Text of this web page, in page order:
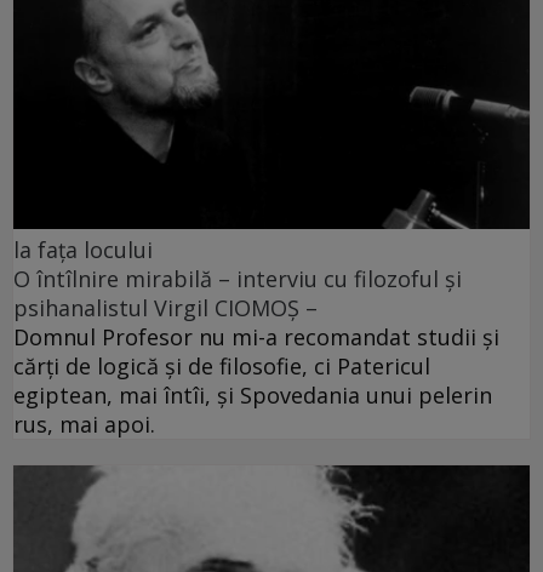
la fața locului
O întîlnire mirabilă – interviu cu filozoful și
psihanalistul Virgil CIOMOȘ –
Domnul Profesor nu mi-a recomandat studii și
cărți de logică și de filosofie, ci Patericul
egiptean, mai întîi, și Spovedania unui pelerin
rus, mai apoi.